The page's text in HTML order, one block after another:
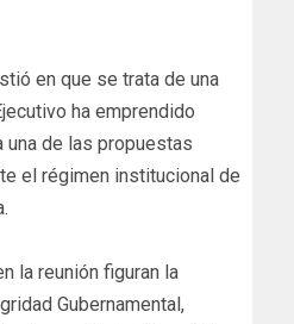
en que se trata de una
ha emprendido
una de las propuestas
el régimen institucional de
la reunión figuran la
Gubernamental,